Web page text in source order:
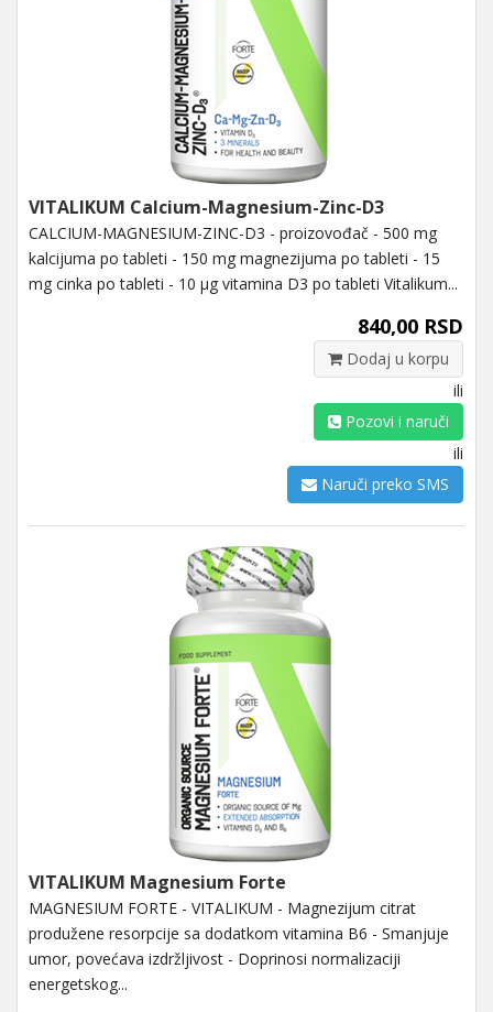
VITALIKUM Calcium-Magnesium-Zinc-D3
CALCIUM-MAGNESIUM-ZINC-D3 - proizovođač - 500 mg
kalcijuma po tableti - 150 mg magnezijuma po tableti - 15
mg cinka po tableti - 10 μg vitamina D3 po tableti Vitalikum...
840,00 RSD
Dodaj u korpu
ili
Pozovi i naruči
ili
Naruči preko SMS
VITALIKUM Magnesium Forte
MAGNESIUM FORTE - VITALIKUM - Magnezijum citrat
produžene resorpcije sa dodatkom vitamina B6 - Smanjuje
umor, povećava izdržljivost - Doprinosi normalizaciji
energetskog...